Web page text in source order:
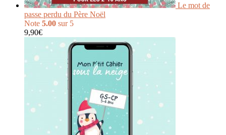
Le mot de
passe perdu du Père Noël
Note 5.00 sur 5
9,90€